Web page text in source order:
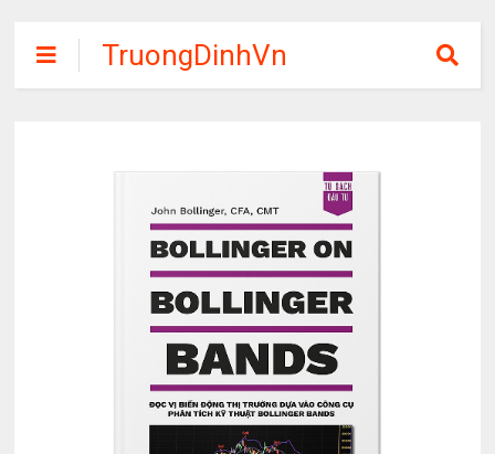
TruongDinhVn
Chia sẽ ebook,